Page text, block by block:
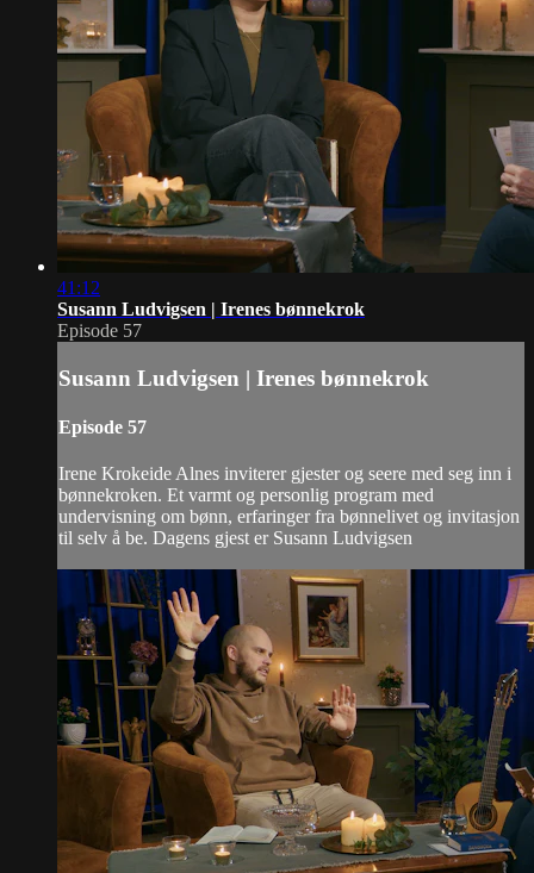
41:12
Susann Ludvigsen | Irenes bønnekrok
Episode 57
Susann Ludvigsen | Irenes bønnekrok
Episode 57
Irene Krokeide Alnes inviterer gjester og seere med seg inn i
bønnekroken. Et varmt og personlig program med
undervisning om bønn, erfaringer fra bønnelivet og invitasjon
til selv å be. Dagens gjest er Susann Ludvigsen